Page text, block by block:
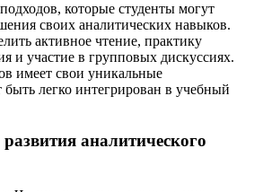
которые студенты могут
своих аналитических навыков.
активное чтение, практику
и участие в групповых дискуссиях.
имеет свои уникальные
легко интегрирован в учебный
аналитического